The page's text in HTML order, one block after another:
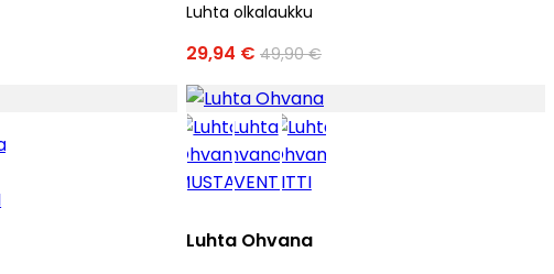
Luhta olkalaukku
29,94 € 49,90 €
Luhta Ohvana